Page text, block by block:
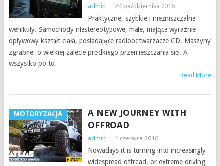
admin 24 października 2016
Praktyczne, szybkie i niezniszczalne
wehikuły. Samochody niestereotypowe, małe, mające wyraźnie
opływowy kształt ciała, posiadające radioodtwarzacze CD. Maszyny
zgrabne, o wielkiej zalecie prędkiego przemieszczania się. A
wszystko po to,
Read More
MOTORYZACJA
A NEW JOURNEY WITH
OFFROAD
admin 1 czerwca 2016
Nowadays it is turning into increasingly
widespread offroad, or extreme driving